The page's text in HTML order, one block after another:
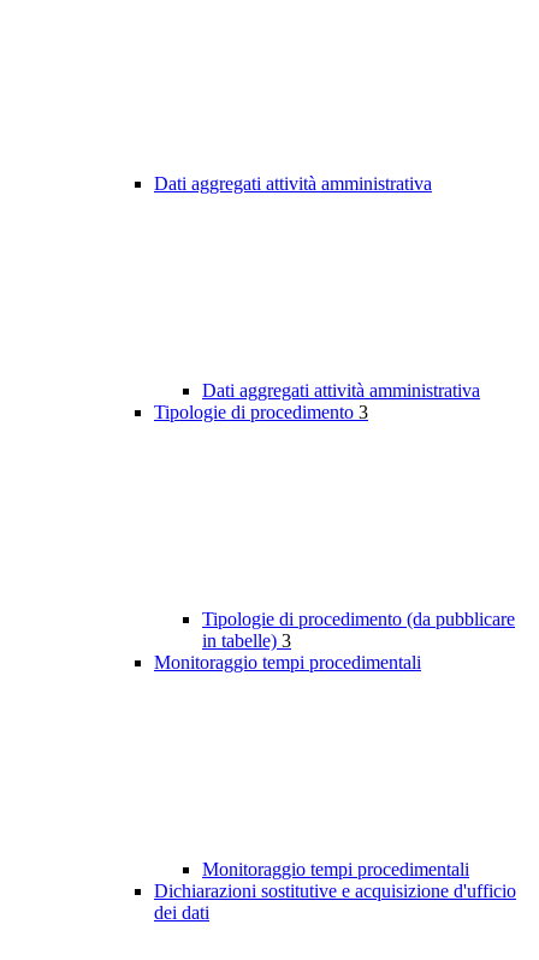
Dati aggregati attività amministrativa
Dati aggregati attività amministrativa
Tipologie di procedimento 3
Tipologie di procedimento (da pubblicare
in tabelle) 3
Monitoraggio tempi procedimentali
Monitoraggio tempi procedimentali
Dichiarazioni sostitutive e acquisizione d'ufficio
dei dati